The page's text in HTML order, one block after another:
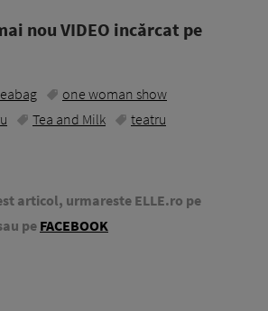
nou VIDEO incărcat pe
one woman show
Tea and Milk teatru
articol, urmareste ELLE.ro pe
pe FACEBOOK